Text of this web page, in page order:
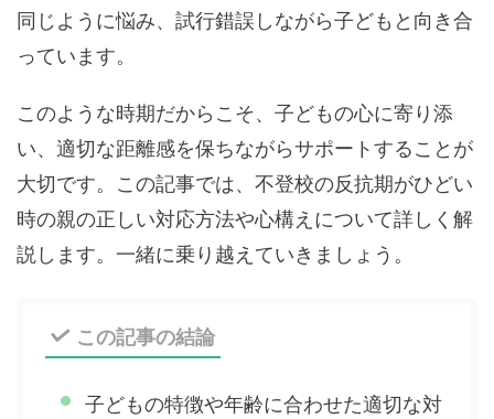
同じように悩み、試行錯誤しながら子どもと向き合
っています。
このような時期だからこそ、子どもの心に寄り添
い、適切な距離感を保ちながらサポートすることが
大切です。この記事では、不登校の反抗期がひどい
時の親の正しい対応方法や心構えについて詳しく解
説します。一緒に乗り越えていきましょう。
この記事の結論
子どもの特徴や年齢に合わせた適切な対